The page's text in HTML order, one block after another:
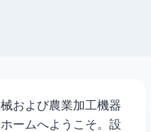
および農業加工機器
ームへようこそ。設